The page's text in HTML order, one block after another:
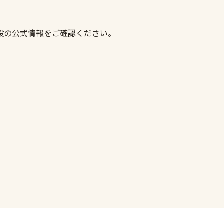
公式情報をご確認ください。